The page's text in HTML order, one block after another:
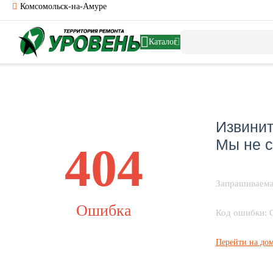
Комсомольск-на-Амуре
Каталог
404
Ошибка
Мы не
Код ошибки:
Перейти на